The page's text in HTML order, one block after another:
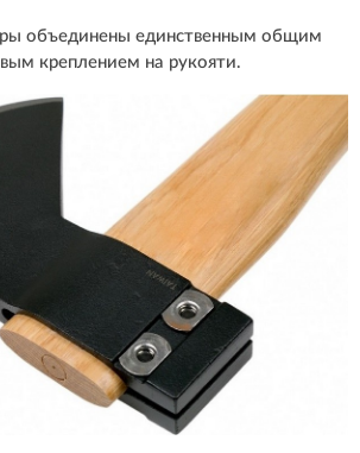
объединены единственным общим
креплением на рукояти.